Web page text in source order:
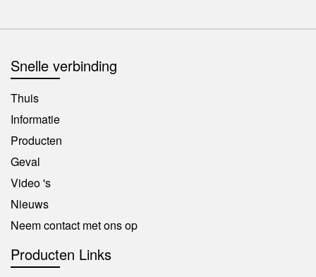
Snelle verbinding
Thuis
Informatie
Producten
Geval
Video 's
Nieuws
Neem contact met ons op
Producten Links